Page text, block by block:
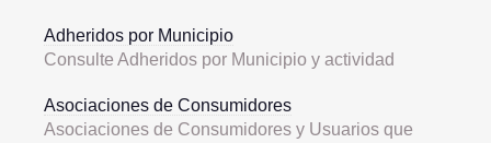
Adheridos por Municipio
Consulte Adheridos por Municipio y actividad
Asociaciones de Consumidores
Asociaciones de Consumidores y Usuarios que